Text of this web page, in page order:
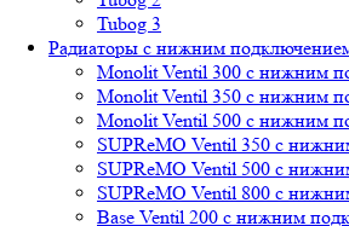
Tubog 3
Радиаторы с нижним
Monolit Ventil 300 с нижним
Monolit Ventil 350 с нижним
Monolit Ventil 500 с нижним
SUPReMO Ventil 350 с
SUPReMO Ventil 500 с
SUPReMO Ventil 800 с
Base Ventil 200 с нижним